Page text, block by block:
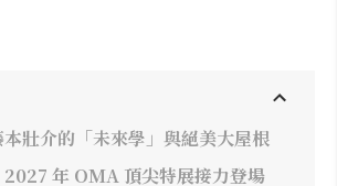
壯介的「未來學」與絕美大屋根
2027 年 OMA 頂尖特展接力登場